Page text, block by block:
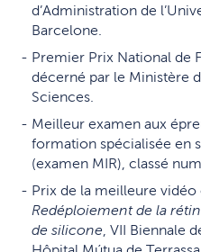
d’Administration de
Barcelone.
Premier Prix National de
décerné par le Ministère
Sciences.
Meilleur examen aux
formation spécialisée en
(examen MIR), classé
Prix de la meilleure
Redéploiement de la
de silicone , VII Biennale